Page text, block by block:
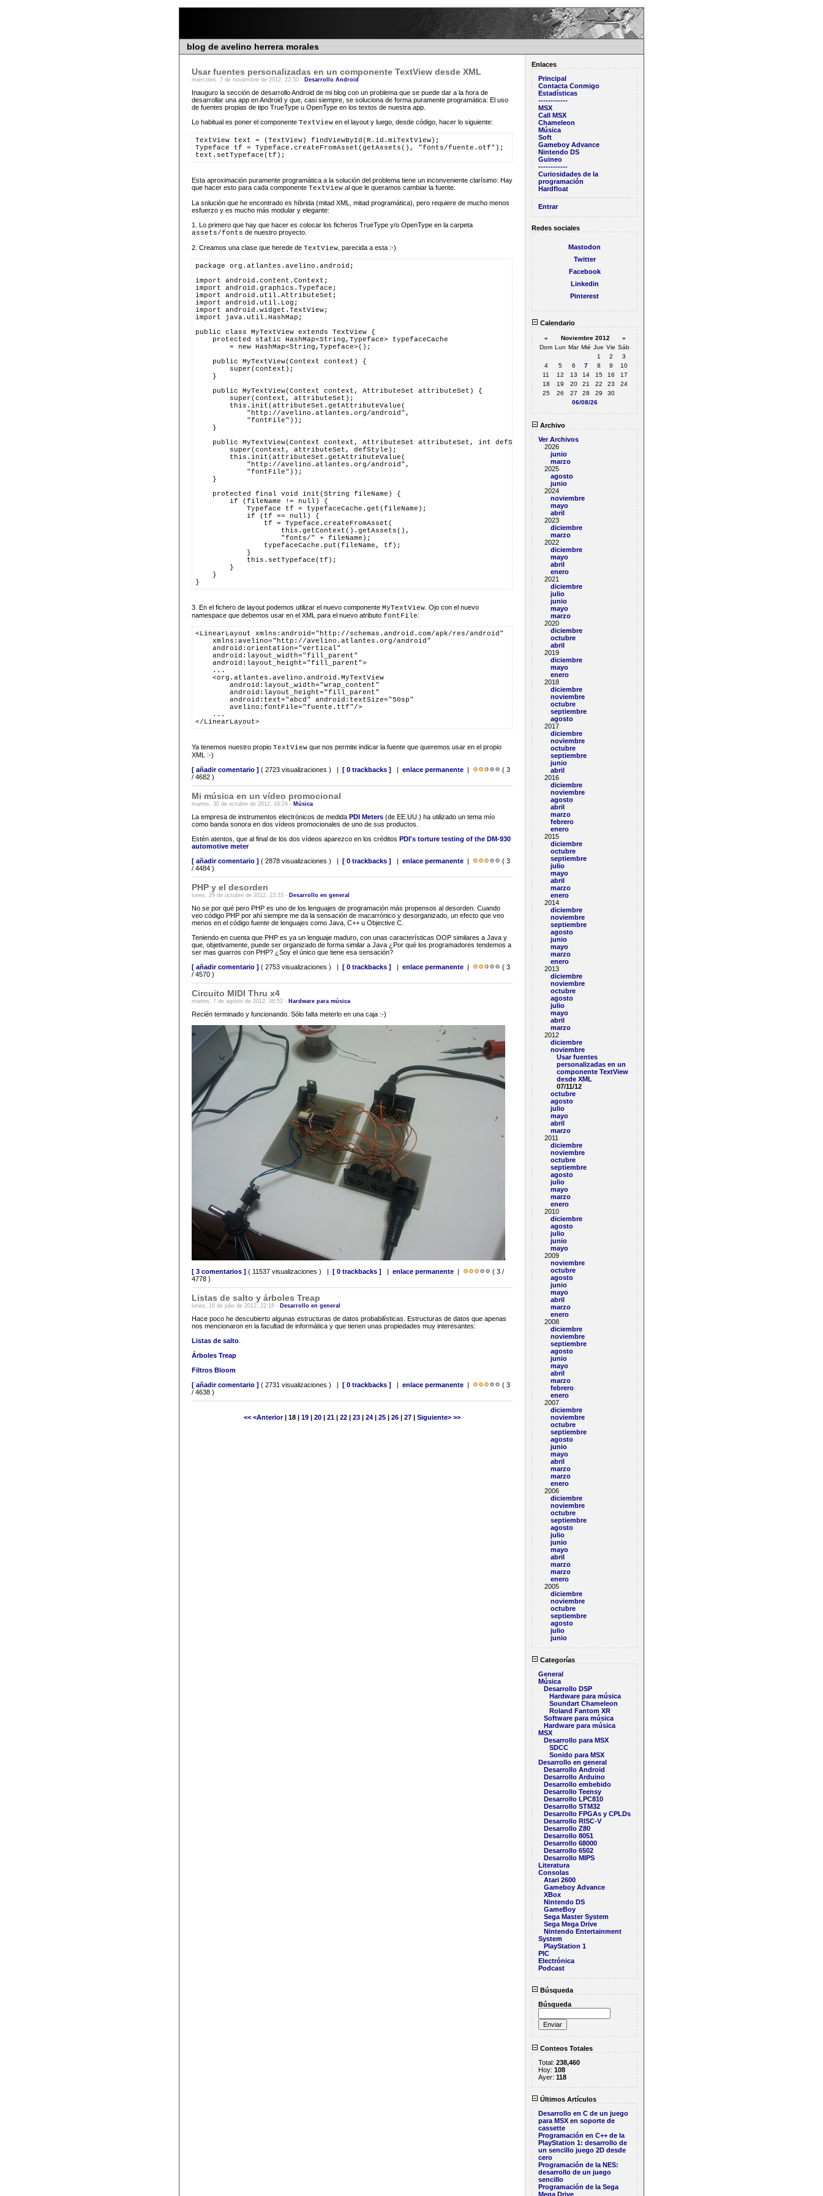
blog de avelino herrera morales
Usar fuentes personalizadas en un componente TextView desde XML
miércoles, 7 de noviembre de 2012, 22:50 - Desarrollo Android
Inauguro la sección de desarrollo Android de mi blog con un problema que se puede dar a la hora de
desarrollar una app en Android y que, casi siempre, se soluciona de forma puramente programática: El uso
de fuentes propias de tipo TrueType u OpenType en los textos de nuestra app.
Lo habitual es poner el componente TextView en el layout y luego, desde código, hacer lo siguiente:
TextView text = (TextView) findViewById(R.id.miTextView);
Typeface tf = Typeface.createFromAsset(getAssets(), "fonts/fuente.otf");
text.setTypeface(tf);
Esta aproximación puramente programática a la solución del problema tiene un inconveniente clarísimo: Hay
que hacer esto para cada componente TextView al que le queramos cambiar la fuente.
La solución que he encontrado es híbrida (mitad XML, mitad programática), pero requiere de mucho menos
esfuerzo y es mucho más modular y elegante:
1. Lo primero que hay que hacer es colocar los ficheros TrueType y/o OpenType en la carpeta
assets/fonts de nuestro proyecto.
2. Creamos una clase que herede de TextView , parecida a esta :-)
package org.atlantes.avelino.android;
import android.content.Context;
import android.graphics.Typeface;
import android.util.AttributeSet;
import android.util.Log;
import android.widget.TextView;
import java.util.HashMap;
public class MyTextView extends TextView {
    protected static HashMap<String,Typeface> typefaceCache
        = new HashMap<String,Typeface>();
    public MyTextView(Context context) {
        super(context);
    }
    public MyTextView(Context context, AttributeSet attributeSet) {
        super(context, attributeSet);
        this.init(attributeSet.getAttributeValue(
            "http://avelino.atlantes.org/android",
            "fontFile"));
    }
    public MyTextView(Context context, AttributeSet attributeSet, int defStyle) {
        super(context, attributeSet, defStyle);
        this.init(attributeSet.getAttributeValue(
            "http://avelino.atlantes.org/android",
            "fontFile"));
    }
    protected final void init(String fileName) {
        if (fileName != null) {
            Typeface tf = typefaceCache.get(fileName);
            if (tf == null) {
                tf = Typeface.createFromAsset(
                    this.getContext().getAssets(),
                    "fonts/" + fileName);
                typefaceCache.put(fileName, tf);
            }
            this.setTypeface(tf);
        }
    }
}
3. En el fichero de layout podemos utilizar el nuevo componente MyTextView . Ojo con el nuevo
namespace que debemos usar en el XML para el nuevo atributo fontFile:
<LinearLayout xmlns:android="http://schemas.android.com/apk/res/android"
    xmlns:avelino="http://avelino.atlantes.org/android"
    android:orientation="vertical"
    android:layout_width="fill_parent"
    android:layout_height="fill_parent">
    ...
    <org.atlantes.avelino.android.MyTextView
        android:layout_width="wrap_content"
        android:layout_height="fill_parent"
        android:text="abcd" android:textSize="50sp"
        avelino:fontFile="fuente.ttf"/>
    ...
</LinearLayout>
Ya tenemos nuestro propio TextView que nos permite indicar la fuente que queremos usar en el propio
XML :-)
[ añadir comentario ] ( 2723 visualizaciones ) | [ 0 trackbacks ] | enlace permanente |
( 3
/ 4682 )
Mi música en un vídeo promocional
martes, 30 de octubre de 2012, 19:24 - Música
La empresa de instrumentos electrónicos de medida PDI Meters (de EE.UU.) ha utilizado un tema mío
como banda sonora en dos vídeos promocionales de uno de sus productos.
Estén atentos, que al final de los dos vídeos aparezco en los créditos PDI's torture testing of the DM-930
automotive meter
[ añadir comentario ] ( 2878 visualizaciones ) | [ 0 trackbacks ] | enlace permanente |
( 3
/ 4484 )
PHP y el desorden
lunes, 29 de octubre de 2012, 23:33 - Desarrollo en general
No se por qué pero PHP es uno de los lenguajes de programación más propensos al desorden. Cuando
veo código PHP por ahí siempre me da la sensación de macarrónico y desorganizado, un efecto que veo
menos en el código fuente de lenguajes como Java, C++ u Objective C.
Teniendo en cuenta que PHP es ya un lenguaje maduro, con unas características OOP similares a Java y
que, objetivamente, puede ser organizado de forma similar a Java ¿Por qué los programadores tendemos a
ser mas guarros con PHP? ¿Soy el único que tiene esa sensación?
[ añadir comentario ] ( 2753 visualizaciones ) | [ 0 trackbacks ] | enlace permanente |
( 3
/ 4570 )
Circuito MIDI Thru x4
martes, 7 de agosto de 2012, 08:52 - Hardware para música
Recién terminado y funcionando. Sólo falta meterlo en una caja :-)
[ 3 comentarios ] ( 11537 visualizaciones ) | [ 0 trackbacks ] | enlace permanente |
( 3 /
4778 )
Listas de salto y árboles Treap
lunes, 16 de julio de 2012, 22:18 - Desarrollo en general
Hace poco he descubierto algunas estructuras de datos probabilísticas. Estructuras de datos que apenas
nos mencionaron en la facultad de informática y que tienen unas propiedades muy interesantes:
Listas de salto
Árboles Treap
Filtros Bloom
[ añadir comentario ] ( 2731 visualizaciones ) | [ 0 trackbacks ] | enlace permanente |
( 3
/ 4638 )
<< <Anterior| 18 | 19 | 20 | 21 | 22 | 23 | 24 | 25 | 26 | 27 | Siguiente> >>
Enlaces
Principal
Contacta Conmigo
Estadísticas
------------
MSX
Call MSX
Chameleon
Música
Soft
Gameboy Advance
Nintendo DS
Guineo
------------
Curiosidades de la
programación
Hardfloat
Entrar
Redes sociales
Mastodon
Twitter
Facebook
Linkedin
Pinterest
Calendario
« Noviembre 2012
»
Dom Lun Mar Mié Jue Vie Sáb
1
2
3
4
5 6 7 8 9
10
11
12 13 14 15 16
17
18
19 20 21 22 23
24
25
26 27 28 29
30
06/08/26
Archivo
Ver Archivos
2026
junio
marzo
2025
agosto
junio
2024
noviembre
mayo
abril
2023
diciembre
marzo
2022
diciembre
mayo
abril
enero
2021
diciembre
julio
junio
mayo
marzo
2020
diciembre
octubre
abril
2019
diciembre
mayo
enero
2018
diciembre
noviembre
octubre
septiembre
agosto
2017
diciembre
noviembre
octubre
septiembre
junio
abril
2016
diciembre
noviembre
agosto
abril
marzo
febrero
enero
2015
diciembre
octubre
septiembre
julio
mayo
abril
marzo
enero
2014
diciembre
noviembre
septiembre
agosto
junio
mayo
marzo
enero
2013
diciembre
noviembre
octubre
agosto
julio
mayo
abril
marzo
2012
diciembre
noviembre
Usar fuentes
personalizadas en un
componente TextView
desde XML
07/11/12
octubre
agosto
julio
mayo
abril
marzo
2011
diciembre
noviembre
octubre
septiembre
agosto
julio
mayo
marzo
enero
2010
diciembre
agosto
julio
junio
mayo
2009
noviembre
octubre
agosto
junio
mayo
abril
marzo
enero
2008
diciembre
noviembre
septiembre
agosto
junio
mayo
abril
marzo
febrero
enero
2007
diciembre
noviembre
octubre
septiembre
agosto
junio
mayo
abril
marzo
marzo
enero
2006
diciembre
noviembre
octubre
septiembre
agosto
julio
junio
mayo
abril
marzo
marzo
enero
2005
diciembre
noviembre
octubre
septiembre
agosto
julio
junio
Categorías
General
Música
Desarrollo DSP
Hardware para música
Soundart Chameleon
Roland Fantom XR
Software para música
Hardware para música
MSX
Desarrollo para MSX
SDCC
Sonido para MSX
Desarrollo en general
Desarrollo Android
Desarrollo Arduino
Desarrollo embebido
Desarrollo Teensy
Desarrollo LPC810
Desarrollo STM32
Desarrollo FPGAs y CPLDs
Desarrollo RISC-V
Desarrollo Z80
Desarrollo 8051
Desarrollo 68000
Desarrollo 6502
Desarrollo MIPS
Literatura
Consolas
Atari 2600
Gameboy Advance
XBox
Nintendo DS
GameBoy
Sega Master System
Sega Mega Drive
Nintendo Entertainment
System
PlayStation 1
PIC
Electrónica
Podcast
Búsqueda
Búsqueda
Conteos Totales
Total: 238,460
Hoy: 108
Ayer: 118
Últimos Artículos
Desarrollo en C de un juego
para MSX en soporte de
cassette
Programación en C++ de la
PlayStation 1: desarrollo de
un sencillo juego 2D desde
cero
Programación de la NES:
desarrollo de un juego
sencillo
Programación de la Sega
Mega Drive